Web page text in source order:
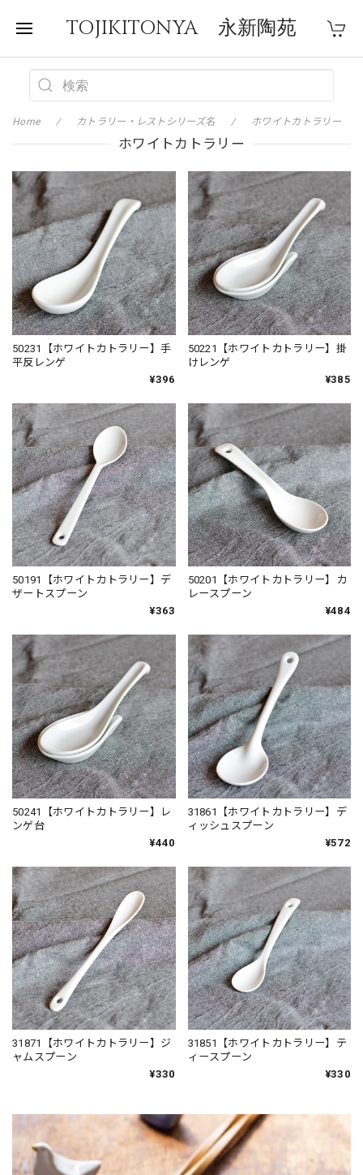
TOJIKITONYA 永新陶苑
Home カトラリー・レストシリーズ名 ホワイトカトラリー
ホワイトカトラリー
50231【ホワイトカトラリー】手
平反レンゲ
¥396
50221【ホワイトカトラリー】掛
けレンゲ
¥385
50191【ホワイトカトラリー】デ
ザートスプーン
¥363
50201【ホワイトカトラリー】カ
レースプーン
¥484
50241【ホワイトカトラリー】レ
ンゲ台
¥440
31861【ホワイトカトラリー】デ
ィッシュスプーン
¥572
31871【ホワイトカトラリー】ジ
ャムスプーン
¥330
31851【ホワイトカトラリー】テ
ィースプーン
¥330